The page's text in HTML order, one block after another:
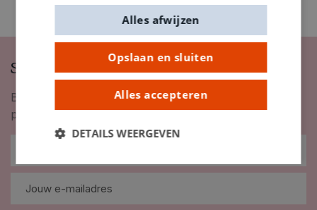
Schrijf je in op onze nieuwsbrief
Blijf op de hoogte van nieuwigheden, inspiratie,
promoties en meer!
Opslaan en sluiten
Alles accepteren
Alles afwijzen
DETAILS WEERGEVEN